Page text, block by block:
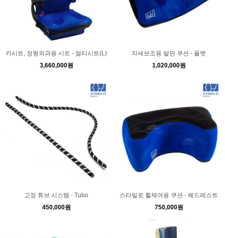
카시트, 정형외과용 시트 - 멀티시트(L)
3,660,000원
자세보조용 발판 쿠션 - 플랫
1,020,000원
고정 튜브 시스템 - Tubo
450,000원
스타빌로 휠체여용 쿠션 - 헤드레스트
750,000원